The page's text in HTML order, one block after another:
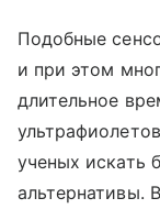
Подобные
и при этом
длительное
ученых искать
альтернативы.